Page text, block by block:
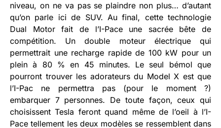
niveau, on ne va pas se plaindre non plus… d’autant
qu’on parle ici de SUV. Au final, cette technologie
Dual Motor fait de l’I-Pace une sacrée bête de
compétition. Un double moteur électrique qui
permettrait une recharge rapide de 100 kW pour un
plein à 80 % en 45 minutes. Le seul bémol que
pourront trouver les adorateurs du Model X est que
l’I-Pac ne permettra pas (pour le moment ?)
embarquer 7 personnes. De toute façon, ceux qui
choisissent Tesla feront quand même de l’oeil à l’I-
Pace tellement les deux modèles se ressemblent dans